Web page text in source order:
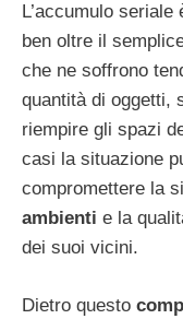
L’accumulo seriale
ben oltre il
che ne soffrono
quantità di oggetti,
riempire gli spazi
casi la situazione
compromettere la
ambienti e la
dei suoi vicini.
Dietro questo